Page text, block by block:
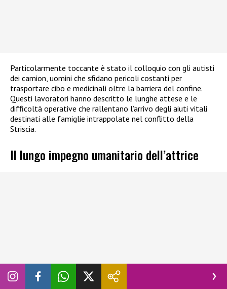
Particolarmente toccante è stato il colloquio con gli autisti
dei camion, uomini che sfidano pericoli costanti per
trasportare cibo e medicinali oltre la barriera del confine.
Questi lavoratori hanno descritto le lunghe attese e le
difficoltà operative che rallentano l’arrivo degli aiuti vitali
destinati alle famiglie intrappolate nel conflitto della
Striscia.
Il lungo impegno umanitario dell’attrice